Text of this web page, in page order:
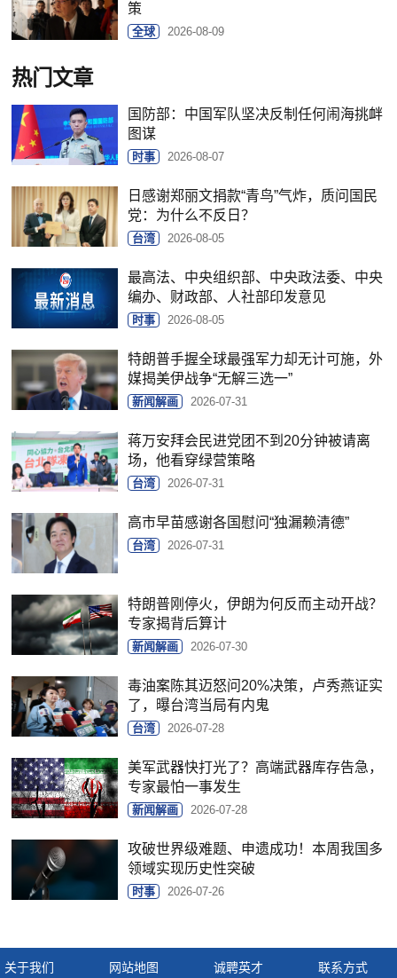
策
全球 2026-08-09
热门文章
国防部：中国军队坚决反制任何闹海挑衅
图谋
时事 2026-08-07
日感谢郑丽文捐款“青鸟”气炸，质问国民
党：为什么不反日？
台湾 2026-08-05
最高法、中央组织部、中央政法委、中央
编办、财政部、人社部印发意见
时事 2026-08-05
特朗普手握全球最强军力却无计可施，外
媒揭美伊战争“无解三选一”
新闻解画 2026-07-31
蒋万安拜会民进党团不到20分钟被请离
场，他看穿绿营策略
台湾 2026-07-31
高市早苗感谢各国慰问“独漏赖清德”
台湾 2026-07-31
特朗普刚停火，伊朗为何反而主动开战？
专家揭背后算计
新闻解画 2026-07-30
毒油案陈其迈怒问20%决策，卢秀燕证实
了，曝台湾当局有内鬼
台湾 2026-07-28
美军武器快打光了？高端武器库存告急，
专家最怕一事发生
新闻解画 2026-07-28
攻破世界级难题、申遗成功！本周我国多
领域实现历史性突破
时事 2026-07-26
关于我们 网站地图 诚聘英才 联系方式